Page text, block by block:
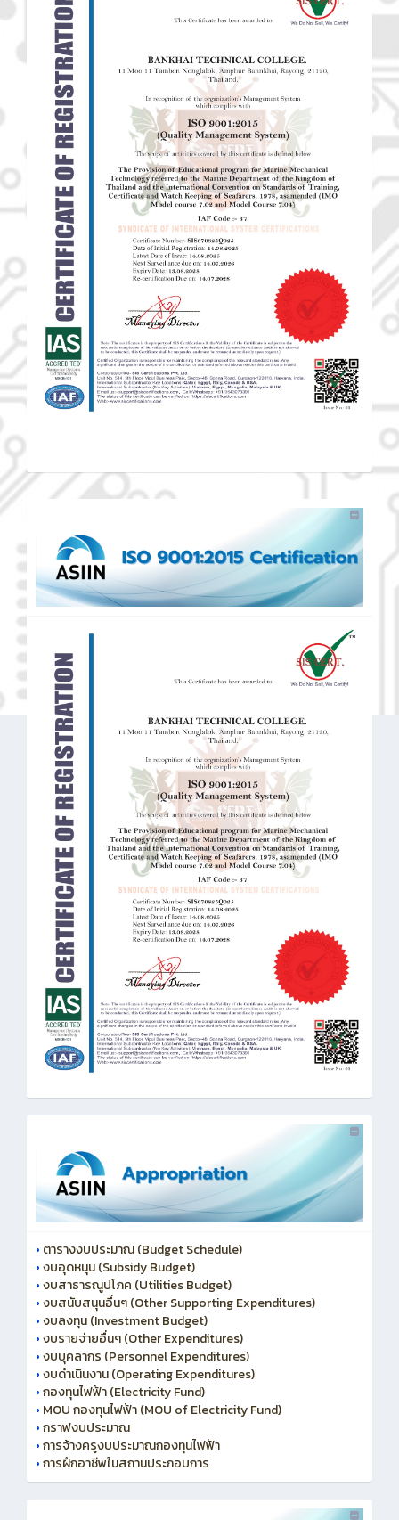
• ตารางงบประมาณ (Budget Schedule)
•งบอุดหนุน (Subsidy Budget)
•งบสาธารณูปโภค (Utilities Budget)
•งบสนับสนุนอื่นๆ (Other Supporting Expenditures)
•งบลงทุน (Investment Budget)
•งบรายจ่ายอื่นๆ (Other Expenditures)
•งบบุคลากร (Personnel Expenditures)
•งบดำเนินงาน (Operating Expenditures)
•กองทุนไฟฟ้า (Electricity Fund)
• MOU กองทุนไฟฟ้า (MOU of Electricity Fund)
•กราฟงบประมาณ
•การจ้างครูงบประมาณกองทุนไฟฟ้า
•การฝึกอาชีพในสถานประกอบการ